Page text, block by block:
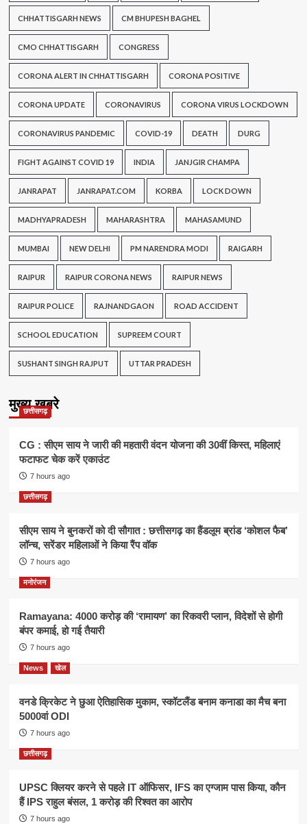
CHHATTISGARH NEWS CM BHUPESH BAGHEL
CMO CHHATTISGARH CONGRESS
CORONA ALERT IN CHHATTISGARH CORONA POSITIVE
CORONA UPDATE CORONAVIRUS CORONA VIRUS LOCKDOWN
CORONAVIRUS PANDEMIC COVID-19 DEATH DURG
FIGHT AGAINST COVID 19 INDIA JANJGIR CHAMPA
JANRAPAT JANRAPAT.COM KORBA LOCK DOWN
MADHYAPRADESH MAHARASHTRA MAHASAMUND
MUMBAI NEW DELHI PM NARENDRA MODI RAIGARH
RAIPUR RAIPUR CORONA NEWS RAIPUR NEWS
RAIPUR POLICE RAJNANDGAON ROAD ACCIDENT
SCHOOL EDUCATION SUPREEM COURT
SUSHANT SINGH RAJPUT UTTAR PRADESH
मुख्य खबरे
छत्तीसगढ़
CG : सीएम साय ने जारी की महतारी वंदन योजना की 30वीं किस्त, महिलाएं
फटाफट चेक करें एकाउंट
7 hours ago
छत्तीसगढ़
सीएम साय ने बुनकरों को दी सौगात : छत्तीसगढ़ का हैंडलूम ब्रांड ‘कोशल फैब’
लॉन्च, सरेंडर महिलाओं ने किया रैंप वॉक
7 hours ago
मनोरंजन
Ramayana: 4000 करोड़ की ‘रामायण’ का रिकवरी प्लान, विदेशों से होगी
बंपर कमाई, हो गई तैयारी
7 hours ago
News खेल
वनडे क्रिकेट ने छुआ ऐतिहासिक मुकाम, स्कॉटलैंड बनाम कनाडा का मैच बना
5000वां ODI
7 hours ago
छत्तीसगढ़
UPSC क्लियर करने से पहले IT ऑफिसर, IFS का एग्जाम पास किया, कौन
हैं IPS राहुल बंसल, 1 करोड़ की रिश्वत का आरोप
7 hours ago